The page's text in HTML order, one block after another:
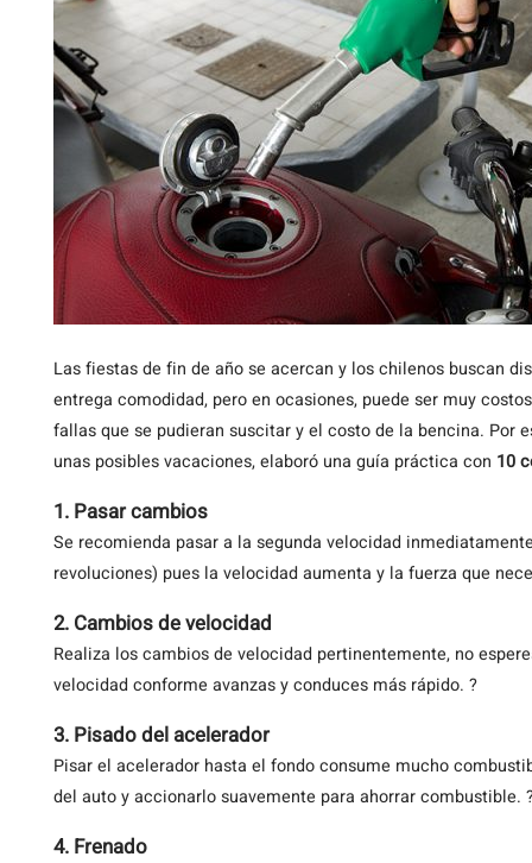
Lasfiestas de fin de año se acercan y los chilenos buscan
entrega comodidad, pero en ocasiones, puede ser muy
fallas que se pudieran suscitar y el costo de la bencina. Por
unas posibles vacaciones, elaboró una guía práctica con 10
1. Pasar cambios
Se recomienda pasar a la segunda velocidad
revoluciones) pues la velocidad aumenta y la fuerza que
2. Cambios de velocidad
Realiza los cambios de velocidad pertinentemente, no
velocidad conforme avanzas y conduces más rápido. ?
3. Pisado del acelerador
Pisar el acelerador hasta el fondo consume mucho
del auto y accionarlo suavemente para ahorrar combustible.
4. Frenado